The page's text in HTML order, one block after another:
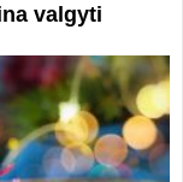
valgyti